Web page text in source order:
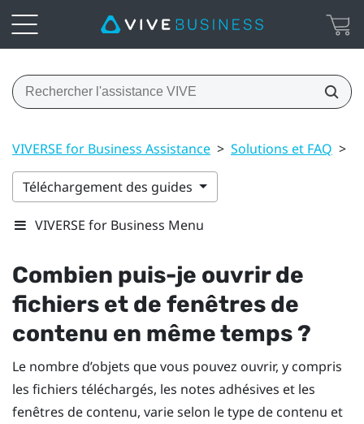
VIVERSE for Business Assistance > Solutions et FAQ >
Téléchargement des guides
VIVERSE for Business Menu
Combien puis-je ouvrir de
fichiers et de fenêtres de
contenu en même temps ?
Le nombre d’objets que vous pouvez ouvrir, y compris
les fichiers téléchargés, les notes adhésives et les
fenêtres de contenu, varie selon le type de contenu et